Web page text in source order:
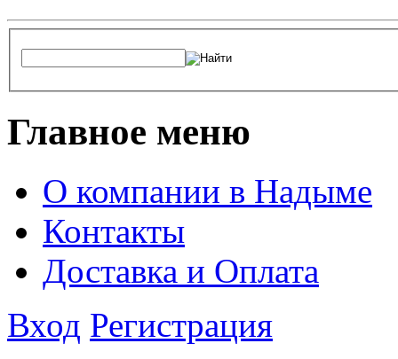
Главное меню
О компании в Надыме
Контакты
Доставка и Оплата
Вход Регистрация